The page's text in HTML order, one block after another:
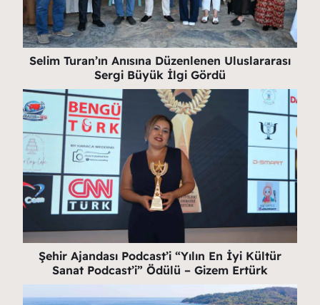
Selim Turan’ın Anısına Düzenlenen Uluslararası
Sergi Büyük İlgi Gördü
Şehir Ajandası Podcast’i “Yılın En İyi Kültür
Sanat Podcast’i” Ödülü – Gizem Ertürk